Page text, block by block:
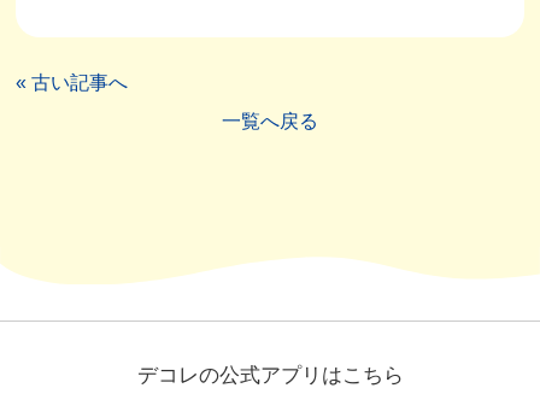
« 古い記事へ
一覧へ戻る
デコレの公式アプリはこちら